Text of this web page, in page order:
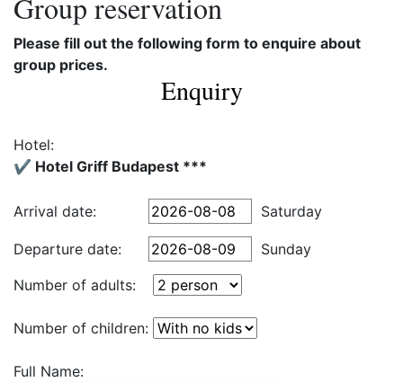
Please fill out the following form to enquire about
group prices.
Enquiry
Hotel:
✔️ Hotel Griff Budapest ***
Arrival date: Saturday
Departure date:
Sunday
Number of adults:
Number of children:
Full Name: